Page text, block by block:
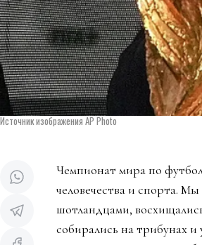
Источник изображения AP Photo
Чемпионат мира по
человечества и спорта.
шотландцами,
собирались на трибунах